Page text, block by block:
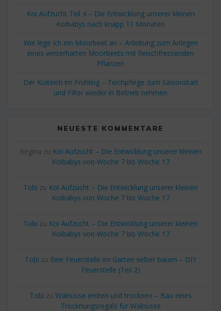
Koi Aufzucht Teil 4 – Die Entwicklung unserer kleinen
Koibabys nach knapp 11 Monaten
Wie lege ich ein Moorbeet an – Anleitung zum Anlegen
eines winterharten Moorbeets mit fleischfressenden
Pflanzen
Der Koiteich im Frühling – Teichpflege zum Saisonstart
und Filter wieder in Betrieb nehmen
NEUESTE KOMMENTARE
Regina zu Koi Aufzucht – Die Entwicklung unserer kleinen
Koibabys von Woche 7 bis Woche 17
Tobi zu Koi Aufzucht – Die Entwicklung unserer kleinen
Koibabys von Woche 7 bis Woche 17
Tobi zu Koi Aufzucht – Die Entwicklung unserer kleinen
Koibabys von Woche 7 bis Woche 17
Tobi zu Eine Feuerstelle im Garten selber bauen – DIY
Feuerstelle (Teil 2)
Tobi zu Walnüsse ernten und trocknen – Bau eines
Trocknungsregals für Walnüsse